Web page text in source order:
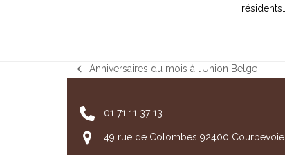
résidents…
previous
Anniversaires du mois à l’Union Belge
01 71 11 37 13
49 rue de Colombes 92400 Courbevoie